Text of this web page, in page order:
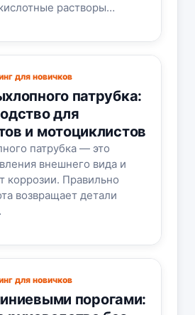
растворы…
для новичков
патрубка:
для
и мотоциклистов
патрубка — это
внешнего вида и
коррозии. Правильно
возвращает детали
для новичков
порогами: